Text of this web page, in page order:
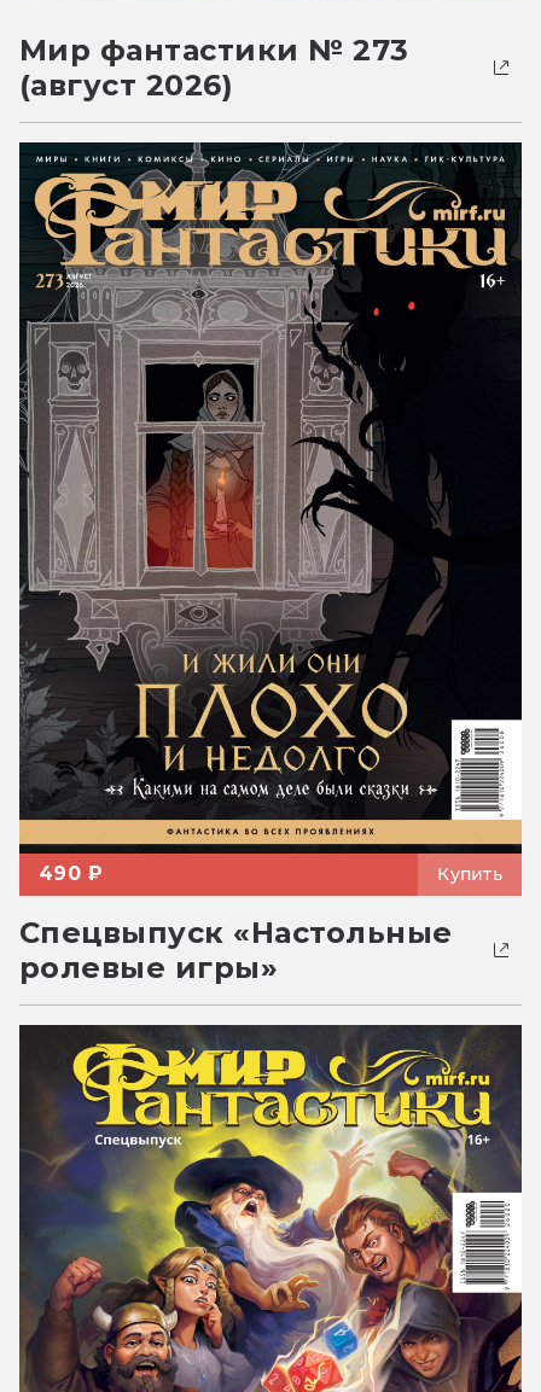
Мир фантастики № 273
(август 2026)
490 ₽ Купить
Спецвыпуск «Настольные
ролевые игры»